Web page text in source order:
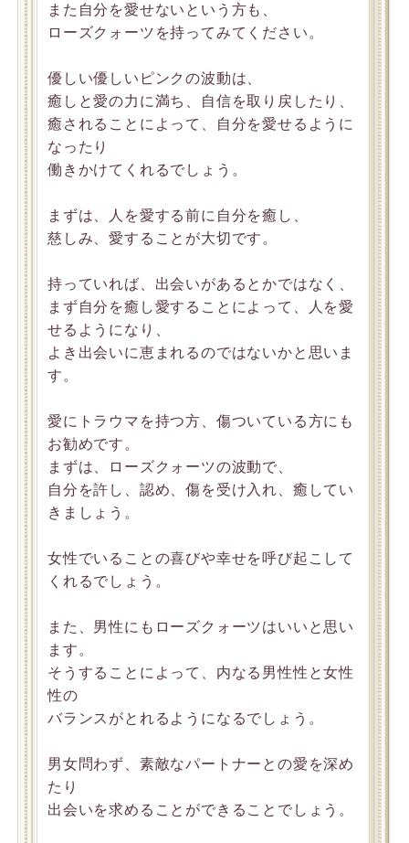
また自分を愛せないという方も、
ローズクォーツを持ってみてください。
優しい優しいピンクの波動は、
癒しと愛の力に満ち、自信を取り戻したり、
癒されることによって、自分を愛せるように
なったり
働きかけてくれるでしょう。
まずは、人を愛する前に自分を癒し、
慈しみ、愛することが大切です。
持っていれば、出会いがあるとかではなく、
まず自分を癒し愛することによって、人を愛
せるようになり、
よき出会いに恵まれるのではないかと思いま
す。
愛にトラウマを持つ方、傷ついている方にも
お勧めです。
まずは、ローズクォーツの波動で、
自分を許し、認め、傷を受け入れ、癒してい
きましょう。
女性でいることの喜びや幸せを呼び起こして
くれるでしょう。
また、男性にもローズクォーツはいいと思い
ます。
そうすることによって、内なる男性性と女性
性の
バランスがとれるようになるでしょう。
男女問わず、素敵なパートナーとの愛を深め
たり
出会いを求めることができることでしょう。